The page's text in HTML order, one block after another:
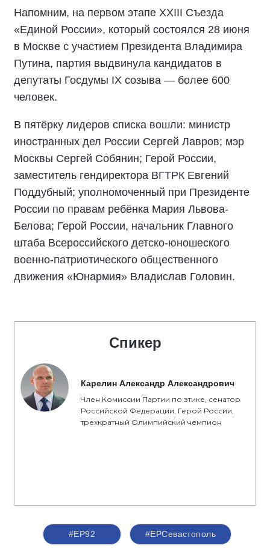
Напомним, на первом этапе XXIII Съезда
«Единой России», который состоялся 28 июня
в Москве с участием Президента Владимира
Путина, партия выдвинула кандидатов в
депутаты Госдумы IX созыва — более 600
человек.
В пятёрку лидеров списка вошли: министр
иностранных дел России Сергей Лавров; мэр
Москвы Сергей Собянин; Герой России,
заместитель гендиректора ВГТРК Евгений
Поддубный; уполномоченный при Президенте
России по правам ребёнка Мария Львова-
Белова; Герой России, начальник Главного
штаба Всероссийского детско-юношеского
военно-патриотического общественного
движения «Юнармия» Владислав Головин.
Спикер
Карелин Александр Александрович
Член Комиссии Партии по этике, сенатор
Российской Федерации, Герой России,
трехкратный Олимпийский чемпион
#ЕР92 #ЕРСевастополь